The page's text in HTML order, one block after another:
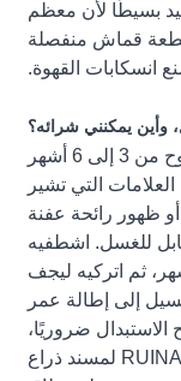
بسيطًا لأن معظم
قماش منفصلة
انسكابات القهوة.
الإجابة: يدوم فلتر HEPA H11 لمدة تتراوح من 3 إلى 6 أشهر
التي تشير
ظهور رائحة عفنة
للغسل. اشطفيه
ثم اتركيه ليجف
يؤدي الغسيل إلى إطالة عمر
عندما يصبح الاستبدال ضروريًا،
ابحث عبر الإنترنت عن "مرشح RUINA HEPA لمسند ذراع